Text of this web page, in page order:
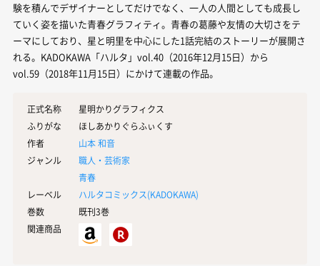
験を積んでデザイナーとしてだけでなく、一人の人間としても成長し
ていく姿を描いた青春グラフィティ。青春の葛藤や友情の大切さをテ
ーマにしており、星と明里を中心にした1話完結のストーリーが展開さ
れる。KADOKAWA「ハルタ」vol.40（2016年12月15日）から
vol.59（2018年11月15日）にかけて連載の作品。
正式名称
星明かりグラフィクス
ふりがな
ほしあかりぐらふぃくす
作者
山本 和音
ジャンル
職人・芸術家
青春
レーベル
ハルタコミックス(KADOKAWA)
巻数
既刊3巻
関連商品